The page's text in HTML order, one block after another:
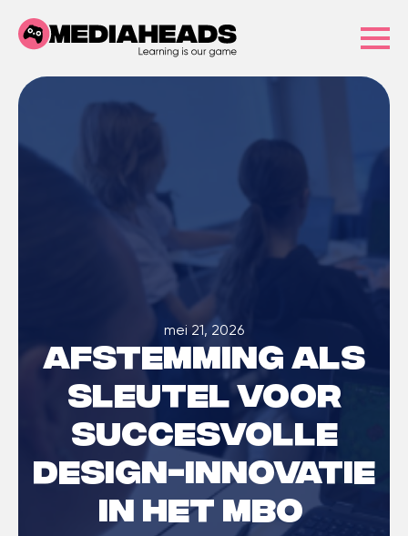
mei 21, 2026
Afstemming als
sleutel voor
succesvolle
design-innovatie
in het MBO